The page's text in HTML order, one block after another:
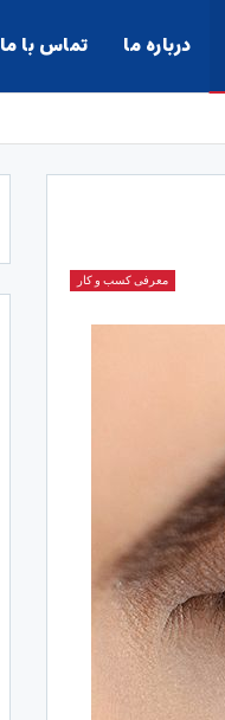
درباره ما تماس با ما
معرفی کسب و کار